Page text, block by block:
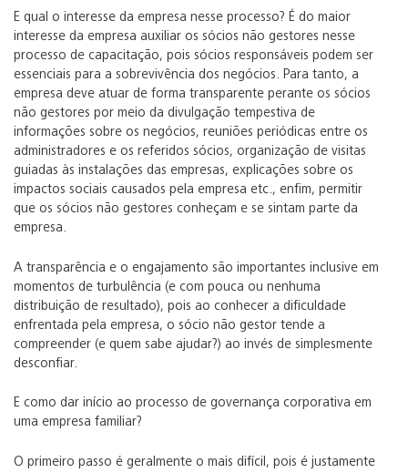
E qual o interesse da empresa nesse processo? É do maior
interesse da empresa auxiliar os sócios não gestores nesse
processo de capacitação, pois sócios responsáveis podem ser
essenciais para a sobrevivência dos negócios. Para tanto, a
empresa deve atuar de forma transparente perante os sócios
não gestores por meio da divulgação tempestiva de
informações sobre os negócios, reuniões periódicas entre os
administradores e os referidos sócios, organização de visitas
guiadas às instalações das empresas, explicações sobre os
impactos sociais causados pela empresa etc., enfim, permitir
que os sócios não gestores conheçam e se sintam parte da
empresa.
A transparência e o engajamento são importantes inclusive em
momentos de turbulência (e com pouca ou nenhuma
distribuição de resultado), pois ao conhecer a dificuldade
enfrentada pela empresa, o sócio não gestor tende a
compreender (e quem sabe ajudar?) ao invés de simplesmente
desconfiar.
E como dar início ao processo de governança corporativa em
uma empresa familiar?
O primeiro passo é geralmente o mais difícil, pois é justamente